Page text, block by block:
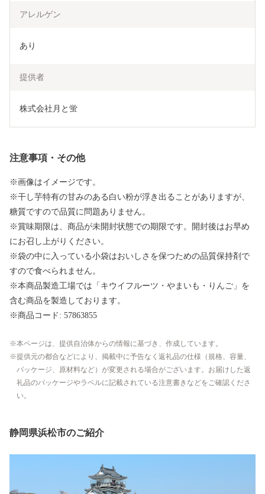
アレルゲン
あり
提供者
株式会社月と蛍
注意事項・その他
※画像はイメージです。
※干し芋特有の甘みのある白い粉が浮き出ることがありますが、
糖質ですので品質に問題ありません。
※賞味期限は、商品が未開封状態での期限です。開封後はお早め
にお召し上がりください。
※袋の中に入っている小袋はおいしさを保つための品質保持剤で
すので食べられません。
※本商品製造工場では「キウイフルーツ・やまいも・りんご」を
含む商品を製造しております。
※商品コード: 57863855
本ページは、提供自治体からの情報に基づき、作成しています。
提供元の都合などにより、掲載中に予告なく返礼品の仕様（規格、容量、
パッケージ、原材料など）が変更される場合がございます。お届けした返
礼品のパッケージやラベルに記載されている注意書きなどをご確認くださ
い。
静岡県浜松市のご紹介